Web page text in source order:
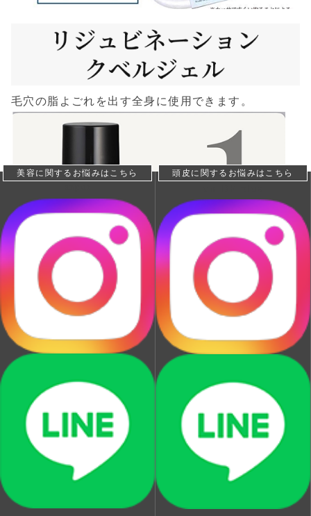
毛穴の脂よごれを出す全身に使用できます。
血管や神経の
美容に関するお悩みはこちら 頭皮に関するお悩みはこちら